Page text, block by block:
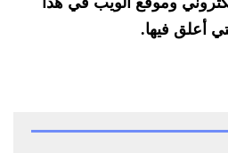
انتقل إلى محكمة شلغوم العيد غير أنه
لا يشارك في قهر إخوانه
من حقوقهم المشروعة التي
أن يكون كذلك مقاولا في تبسة
أعلق فيها.